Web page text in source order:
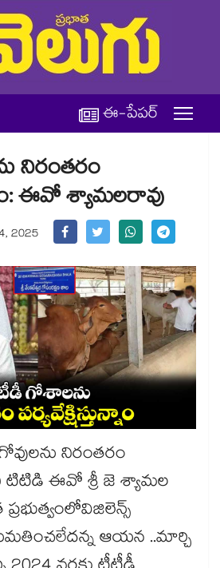
ఈ-పేపర్
నిరంతరం
ఈవో శ్యామలరావు
2025
నిరంతరం
టిటిడి ఈవో శ్రీ జె శ్యామల
ఆయన ..మార్చి